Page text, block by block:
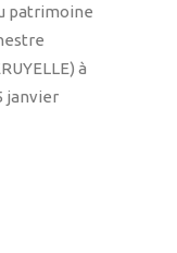
patrimoine
à
janvier